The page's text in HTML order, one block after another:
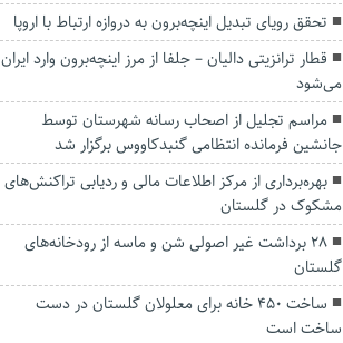
تحقق رویای تبدیل اینچه‌برون به دروازه ارتباط با اروپا
قطار ترانزیتی دالیان – جلفا از مرز اینچه‌برون وارد ایران
می‌شود
مراسم تجلیل از اصحاب رسانه شهرستان توسط
جانشین فرمانده انتظامی گنبدکاووس برگزار شد
بهره‌برداری از مرکز اطلاعات مالی و ردیابی تراکنش‌های
مشکوک در گلستان
۲۸ برداشت غیر اصولی شن و ماسه از رودخانه‌های
گلستان
ساخت ۴۵۰ خانه برای معلولان گلستان در دست
ساخت است